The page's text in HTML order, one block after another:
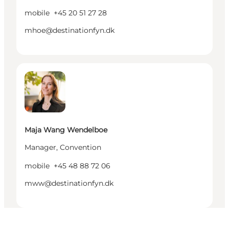
mobile +45 20 51 27 28
mhoe@destinationfyn.dk
Maja Wang Wendelboe
Manager, Convention
mobile +45 48 88 72 06
mww@destinationfyn.dk